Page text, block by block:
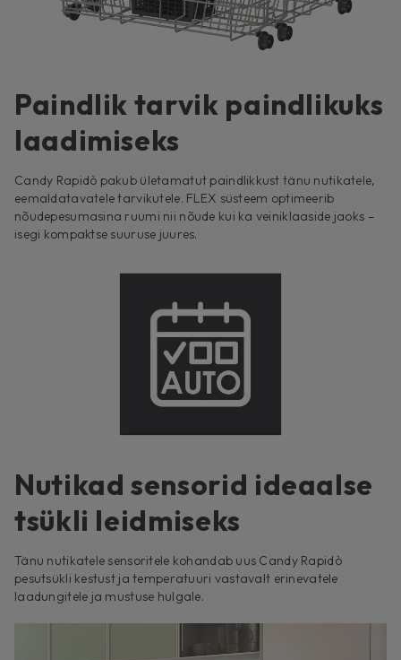
Paindlik tarvik paindlikuks
laadimiseks
Candy Rapidò pakub ületamatut paindlikkust tänu nutikatele,
eemaldatavatele tarvikutele. FLEX süsteem optimeerib
nõudepesumasina ruumi nii nõude kui ka veiniklaaside jaoks –
isegi kompaktse suuruse juures.
Nutikad sensorid ideaalse
tsükli leidmiseks
Tänu nutikatele sensoritele kohandab uus Candy Rapidò
pesutsükli kestust ja temperatuuri vastavalt erinevatele
laadungitele ja mustuse hulgale.